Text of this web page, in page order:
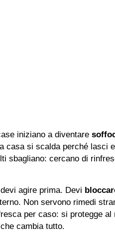
iniziano a diventare
casa si scalda perché lasci
sbagliano: cercano di
agire prima. Devi
Non servono rimedi
per caso: si protegge
cambia tutto.